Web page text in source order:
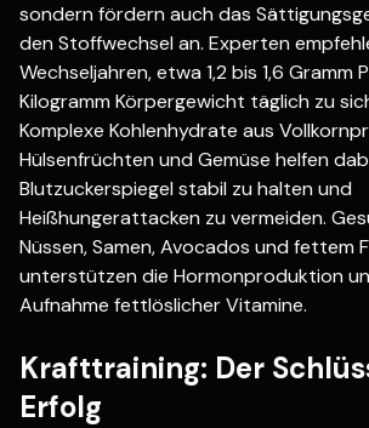
sondern fördern auch das
den Stoffwechsel an. Experten
Wechseljahren, etwa 1,2 bis 1,6 Gramm
Kilogramm Körpergewicht täglich zu
Komplexe Kohlenhydrate aus
Hülsenfrüchten und Gemüse helfen
Blutzuckerspiegel stabil zu halten und
Heißhungerattacken zu vermeiden.
Nüssen, Samen, Avocados und fettem
unterstützen die Hormonproduktion
Aufnahme fettlöslicher Vitamine.
Krafttraining: Der
Erfolg